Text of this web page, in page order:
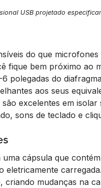
USB projetado
do que
fique bem próximo ao
polegadas do
aos seus
excelentes em
sons de teclado e
cápsula que
mudanças na